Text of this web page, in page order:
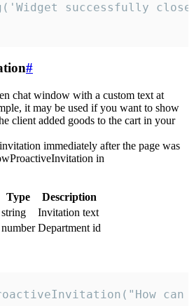
successfully
#
chat window with a custom text at
it may be used if you want to show
client added goods to the cart in your
immediately after the page was
in
Type
Description
string
Invitation text
number Department id